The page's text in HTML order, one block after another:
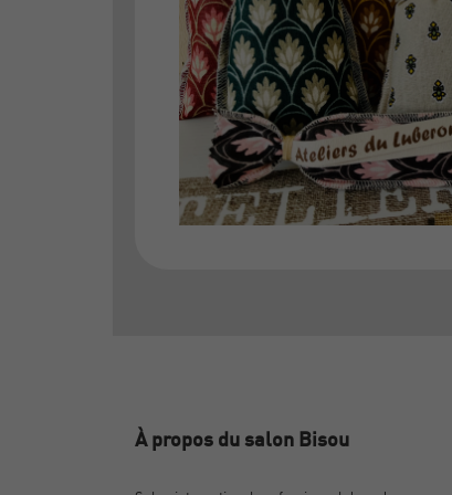
À propos du salon Bisou